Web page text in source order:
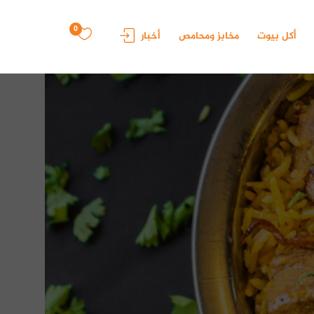
أكل بيوت مخابز ومحامص أخبار 0